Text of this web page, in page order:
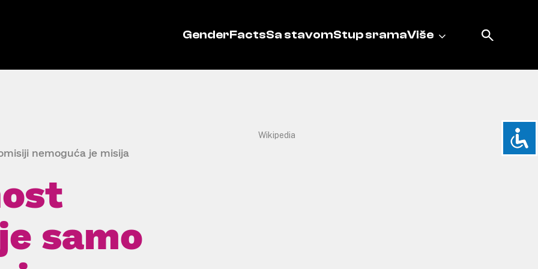
GenderFactsSa stavomStup sramaViše
nemoguća je misija
samo
Wikipedia